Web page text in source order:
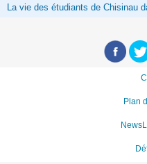
La vie des étudiants de Chisinau
Plan